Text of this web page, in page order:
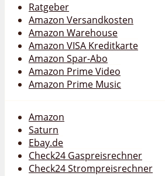
Ratgeber
Amazon Versandkosten
Amazon Warehouse
Amazon VISA Kreditkarte
Amazon Spar-Abo
Amazon Prime Video
Amazon Prime Music
Amazon
Saturn
Ebay.de
Check24 Gaspreisrechner
Check24 Strompreisrechner